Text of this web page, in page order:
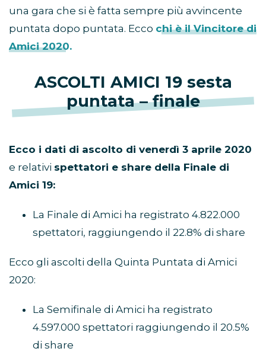
una gara che si è fatta sempre più avvincente
puntata dopo puntata. Ecco chi è il Vincitore di
Amici 2020.
ASCOLTI AMICI 19 sesta
puntata – finale
Ecco i dati di ascolto di venerdì 3 aprile 2020
e relativi spettatori e share della Finale di
Amici 19:
La Finale di Amici ha registrato 4.822.000
spettatori, raggiungendo il 22.8% di share
Ecco gli ascolti della Quinta Puntata di Amici
2020:
La Semifinale di Amici ha registrato
4.597.000 spettatori raggiungendo il 20.5%
di share